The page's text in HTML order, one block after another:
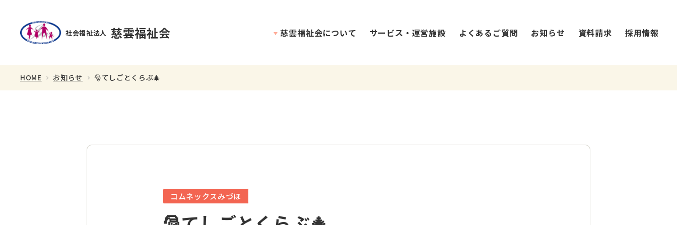
社会福祉法人 慈雲福祉会 慈雲福祉会について サービス・運営施設 よくあるご質問 お知らせ 資料請求 採用情報
HOME お知らせ 🎅てしごとくらぶ🎄
コムネックスみづほ